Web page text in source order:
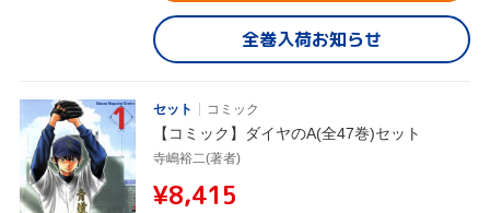
全巻入荷お知らせ
セット コミック
【コミック】ダイヤのA(全47巻)セット
寺嶋裕二(著者)
¥8,415